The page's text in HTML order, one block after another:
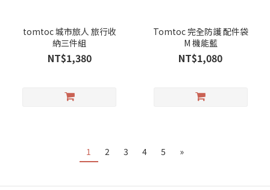
tomtoc 城市旅人 旅行收
納三件組
NT$1,380
Tomtoc 完全防護 配件袋
M 機能藍
NT$1,080
1 2 3 4 5 »